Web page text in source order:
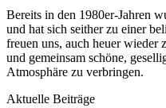
Bereits in den 1980er-Jahren
und hat sich seither zu einer
freuen uns, auch heuer wieder
und gemeinsam schöne,
Atmosphäre zu verbringen.
Aktuelle Beiträge